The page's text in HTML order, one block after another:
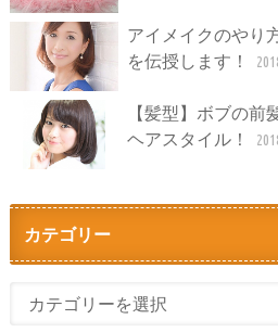
アイメイクのやり
を伝授します！
【髪型】ボブの
ヘアスタイル！
カテゴリー